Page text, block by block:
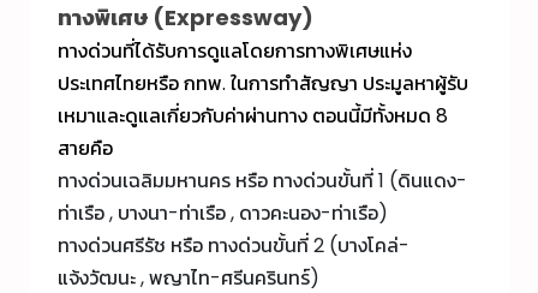
ทางพิเศษ (Expressway)
ทางด่วนที่ได้รับการดูแลโดยการทางพิเศษแห่ง
ประเทศไทยหรือ กทพ. ในการทำสัญญา ประมูลหาผู้รับ
เหมาและดูแลเกี่ยวกับค่าผ่านทาง ตอนนี้มีทั้งหมด 8
สายคือ
ทางด่วนเฉลิมมหานคร หรือ ทางด่วนขั้นที่ 1 (ดินแดง-
ท่าเรือ , บางนา-ท่าเรือ , ดาวคะนอง-ท่าเรือ)
ทางด่วนศรีรัช หรือ ทางด่วนขั้นที่ 2 (บางโคล่-
แจ้งวัฒนะ , พญาไท-ศรีนครินทร์)